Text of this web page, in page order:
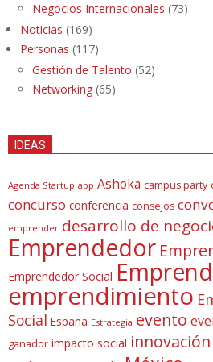
Negocios Internacionales (73)
Noticias (169)
Personas (117)
Gestión de Talento (52)
Networking (65)
IDEAS
Agenda Startup app Ashoka campus party
concurso conferencia consejos
emprender desarrollo de
Emprendedor
Emprendedor Social
emprendimiento
Social España Estrategia evento
ganador impacto social innovación